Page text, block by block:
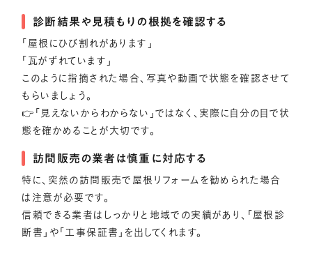
診断結果や見積もりの根拠を確認する
「屋根にひび割れがあります」
「瓦がずれています」
このように指摘された場合、写真や動画で状態を確認させて
もらいましょう。
👉「見えないからわからない」ではなく、実際に自分の目で状
態を確かめることが大切です。
訪問販売の業者は慎重に対応する
特に、突然の訪問販売で屋根リフォームを勧められた場合
は注意が必要です。
信頼できる業者はしっかりと地域での実績があり、「屋根診
断書」や「工事保証書」を出してくれます。